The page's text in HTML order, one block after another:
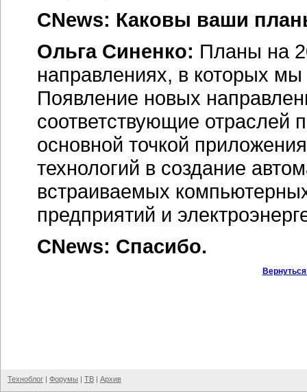
CNews: Каковы ваши
Ольга Синенко: Планы на
направлениях, в которых
Появление новых
соответствующие
основной точкой
технологий в создание
встраиваемых
предприятий и
CNews: Спасибо.
Техноблог | Форумы | ТВ | Архив